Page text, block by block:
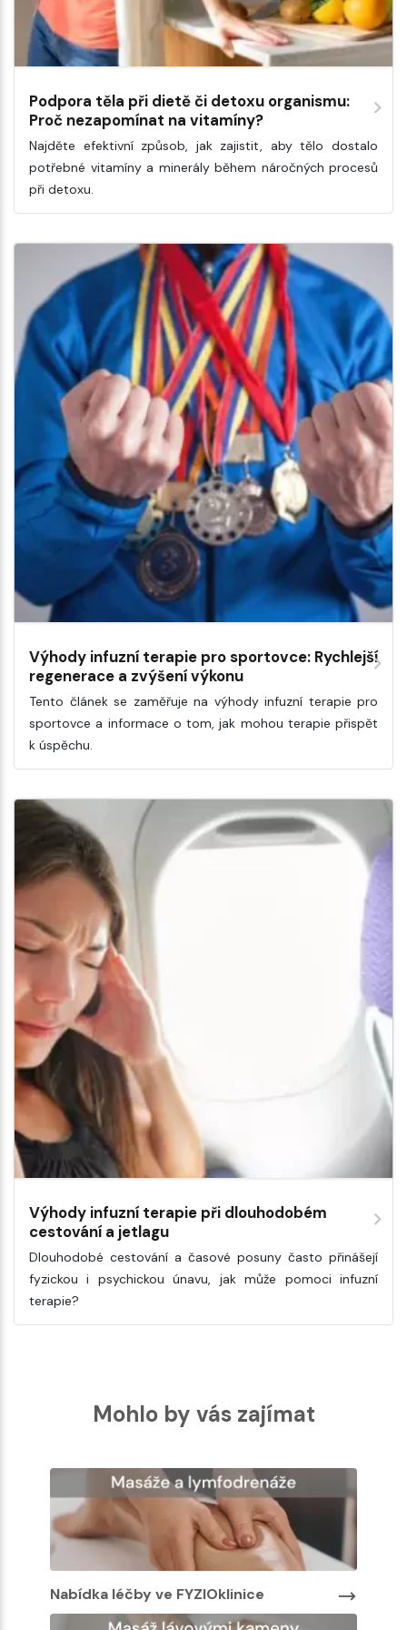
Podpora těla při dietě či detoxu organismu:
Proč nezapomínat na vitamíny?
Najděte efektivní způsob, jak zajistit, aby tělo dostalo
potřebné vitamíny a minerály během náročných procesů
při detoxu.
Výhody infuzní terapie pro sportovce: Rychlejší
regenerace a zvýšení výkonu
Tento článek se zaměřuje na výhody infuzní terapie pro
sportovce a informace o tom, jak mohou terapie přispět
k úspěchu.
Výhody infuzní terapie při dlouhodobém
cestování a jetlagu
Dlouhodobé cestování a časové posuny často přinášejí
fyzickou i psychickou únavu, jak může pomoci infuzní
terapie?
Mohlo by vás zajímat
Nabídka léčby ve FYZIOklinice